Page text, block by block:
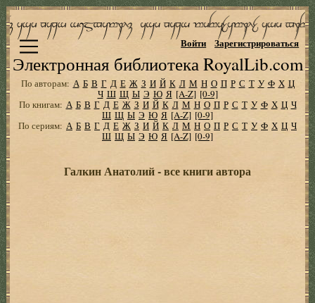
Электронная библиотека RoyalLib.com
Войти Зарегистрироваться
По авторам: А Б В Г Д Е Ж З И Й К Л М Н О П Р С Т У Ф Х Ц
Ч Ш Щ Ы Э Ю Я [A-Z] [0-9]
По книгам: А Б В Г Д Е Ж З И Й К Л М Н О П Р С Т У Ф Х Ц Ч
Ш Щ Ы Э Ю Я [A-Z] [0-9]
По сериям: А Б В Г Д Е Ж З И Й К Л М Н О П Р С Т У Ф Х Ц Ч
Ш Щ Ы Э Ю Я [A-Z] [0-9]
Галкин Анатолий - все книги автора